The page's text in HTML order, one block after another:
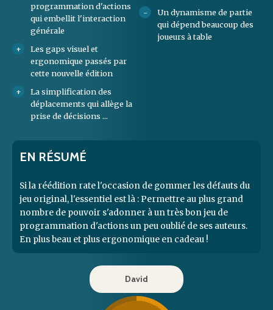
programmation d'actions
qui embellit l'interaction
générale
Les gaps visuel et
ergonomique passés par
cette nouvelle édition
La simplification des
déplacements qui allège la
prise de décisions ...
Un dynamisme de partie
qui dépend beaucoup des
joueurs à table
EN RÉSUMÉ
Si la réédition rate l'occasion de gommer les défauts du
jeu original, l'essentiel est là : Permettre au plus grand
nombre de pouvoir s'adonner à un très bon jeu de
programmation d'actions un peu oublié de ses auteurs.
En plus beau et plus ergonomique en cadeau !
David